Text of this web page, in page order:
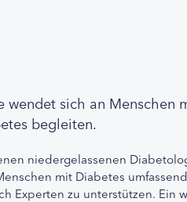
wendet sich an
begleiten.
niedergelassenen
mit Diabetes
Experten zu unterstützen.